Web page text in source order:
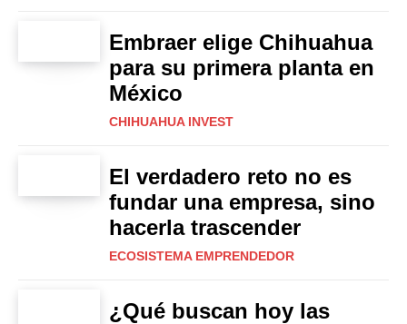
Embraer elige Chihuahua
para su primera planta en
México
CHIHUAHUA INVEST
El verdadero reto no es
fundar una empresa, sino
hacerla trascender
ECOSISTEMA EMPRENDEDOR
¿Qué buscan hoy las